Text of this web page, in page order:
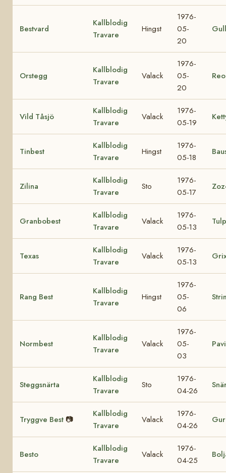
Bestvard
Kallblodig
Travare
Hingst
1976-
05-
20
Orstegg
Kallblodig
Travare
Valack
1976-
05-
20
Vild Tåsjö
Kallblodig
Travare
Valack
1976-
05-19
Tinbest
Kallblodig
Travare
Hingst
1976-
05-18
Zilina
Kallblodig
Travare
Sto
1976-
05-17
Granbobest
Kallblodig
Travare
Valack
1976-
05-13
Texas
Kallblodig
Travare
Valack
1976-
05-13
Rang Best
Kallblodig
Travare
Hingst
1976-
05-
06
Normbest
Kallblodig
Travare
Valack
1976-
05-
03
Steggsnärta
Kallblodig
Travare
Sto
1976-
04-26
Tryggve Best 📷
Kallblodig
Travare
Valack
1976-
04-26
Besto
Kallblodig
Travare
Valack
1976-
04-25